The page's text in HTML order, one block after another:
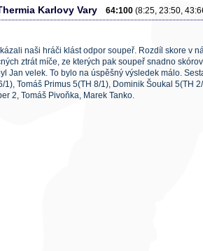
Karlovy Vary 64:100 (8:25, 23:50,
naši hráči klást odpor soupeř. Rozdíl skore v
ztrát míče, ze kterých pak soupeř snadno
Jan velek. To bylo na úspěšný výsledek málo.
1), Tomáš Primus 5(TH 8/1), Dominik Šoukal 5(TH
2, Tomáš Pivoňka, Marek Tanko.